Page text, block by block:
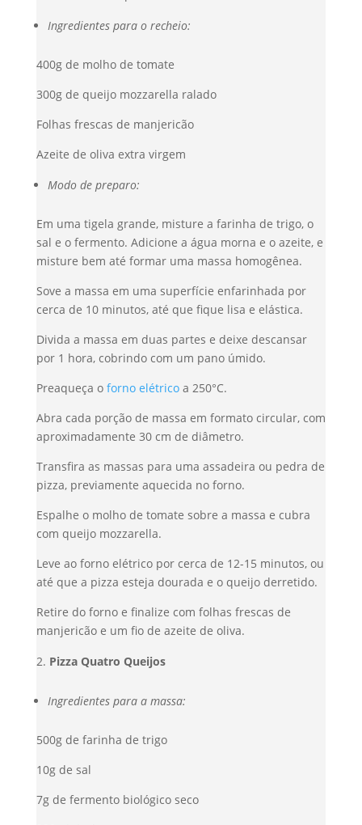
Ingredientes para o recheio:
400g de molho de tomate
300g de queijo mozzarella ralado
Folhas frescas de manjericão
Azeite de oliva extra virgem
Modo de preparo:
Em uma tigela grande, misture a farinha de trigo, o
sal e o fermento. Adicione a água morna e o azeite, e
misture bem até formar uma massa homogênea.
Sove a massa em uma superfície enfarinhada por
cerca de 10 minutos, até que fique lisa e elástica.
Divida a massa em duas partes e deixe descansar
por 1 hora, cobrindo com um pano úmido.
Preaqueça o forno elétricoa 250°C.
Abra cada porção de massa em formato circular, com
aproximadamente 30 cm de diâmetro.
Transfira as massas para uma assadeira ou pedra de
pizza, previamente aquecida no forno.
Espalhe o molho de tomate sobre a massa e cubra
com queijo mozzarella.
Leve ao forno elétrico por cerca de 12-15 minutos, ou
até que a pizza esteja dourada e o queijo derretido.
Retire do forno e finalize com folhas frescas de
manjericão e um fio de azeite de oliva.
Pizza Quatro Queijos
Ingredientes para a massa:
500g de farinha de trigo
10g de sal
7g de fermento biológico seco